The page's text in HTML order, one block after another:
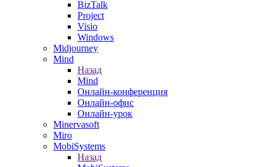
BizTalk
Project
Visio
Windows
Midjourney
Mind
Назад
Mind
Онлайн-конференция
Онлайн-офис
Онлайн-урок
Minervasoft
Miro
MobiSystems
Назад